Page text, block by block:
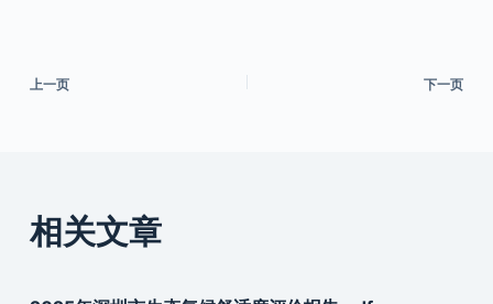
上一页 下一页
相关文章